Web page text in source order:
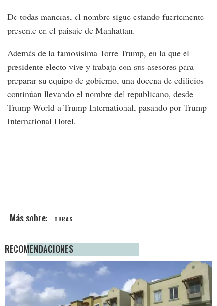
De todas maneras, el nombre sigue estando fuertemente
presente en el paisaje de Manhattan.
Además de la famosísima Torre Trump, en la que el
presidente electo vive y trabaja con sus asesores para
preparar su equipo de gobierno, una docena de edificios
continúan llevando el nombre del republicano, desde
Trump World a Trump International, pasando por Trump
International Hotel.
OBRAS
RECOMENDACIONES